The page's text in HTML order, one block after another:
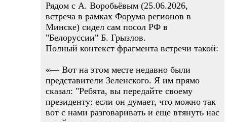
Рядом с А. Воробьёвым (25.06.2026,
встреча в рамках Форума регионов в
Минске) сидел сам посол РФ в
"Белоруссии" Б. Грызлов.
Полный контекст фрагмента встречи такой:
«— Вот на этом месте недавно были
представители Зеленского. Я им прямо
сказал: "Ребята, вы передайте своему
президенту: если он думает, что можно так
вот с нами разговаривать и еще втянуть нас